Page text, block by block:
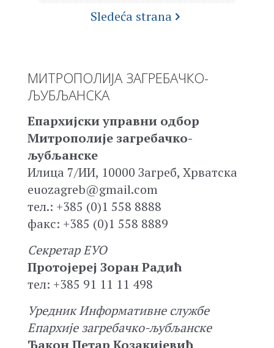
Sledeća strana
МИТРОПОЛИЈА ЗАГРЕБАЧКО-
ЉУБЉАНСКА
Епархијски управни одбор
Митрополије загребачко-
љубљанске
Илица 7/ИИ, 10000 Загреб, Хрватска
euozagreb@gmail.com
тел.: +385 (0)1 558 8888
факс: +385 (0)1 558 8889
Секретар ЕУО
Протојереј Зоран Радић
тел: +385 91 11 11 498
Уредник Информативне службе
Епархије загребачко-љубљанске
Ђакон Петар Козакијевић